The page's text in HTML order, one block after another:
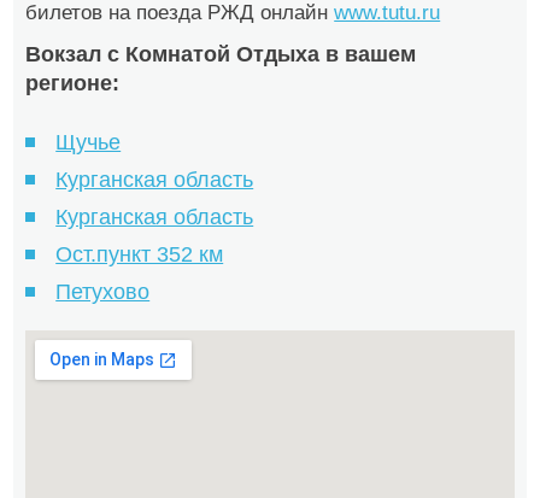
билетов на поезда РЖД онлайнwww.tutu.ru
Вокзал с Комнатой Отдыха в вашем
регионе:
Щучье
Курганская область
Курганская область
Ост.пункт 352 км
Петухово